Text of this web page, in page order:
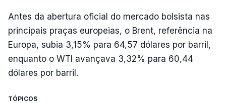
Antes da abertura oficial do mercado bolsista nas
principais praças europeias, o Brent, referência na
Europa, subia 3,15% para 64,57 dólares por barril,
enquanto o WTI avançava 3,32% para 60,44
dólares por barril.
TÓPICOS